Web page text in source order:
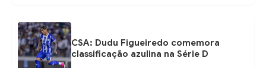
CSA: Dudu Figueiredo comemora
classificação azulina na Série D